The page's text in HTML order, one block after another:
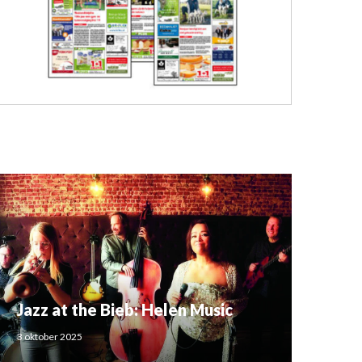
Jazz at the Bieb: Helen Music
3 oktober 2025